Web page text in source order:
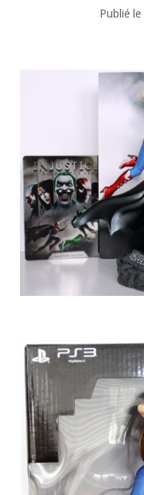
Publié le